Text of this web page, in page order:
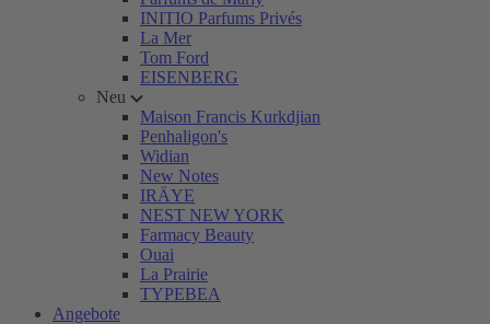
INITIO Parfums Privés
La Mer
Tom Ford
EISENBERG
Neu
Maison Francis Kurkdjian
Penhaligon's
Widian
New Notes
IRÄYE
NEST NEW YORK
Farmacy Beauty
Ouai
La Prairie
TYPEBEA
Angebote